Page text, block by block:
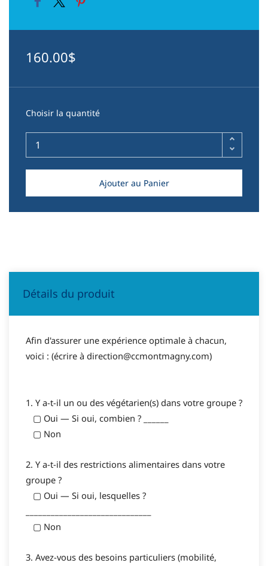
160.00$
Choisir la quantité
Ajouter au Panier
Détails du produit
Afin d'assurer une expérience optimale à chacun,
voici : (écrire à direction@ccmontmagny.com)
1. Y a-t-il un ou des végétarien(s) dans votre groupe ?
▢ Oui — Si oui, combien ? ______
▢ Non
2. Y a-t-il des restrictions alimentaires dans votre
groupe ?
▢ Oui — Si oui, lesquelles ?
▢ Non
3. Avez-vous des besoins particuliers (mobilité,